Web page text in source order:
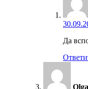
Да
Olga